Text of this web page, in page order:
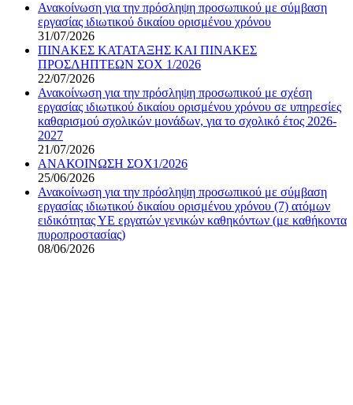
Ανακοίνωση για την πρόσληψη προσωπικού με σύμβαση
εργασίας ιδιωτικού δικαίου ορισμένου χρόνου
31/07/2026
ΠΙΝΑΚΕΣ ΚΑΤΑΤΑΞΗΣ ΚΑΙ ΠΙΝΑΚΕΣ
ΠΡΟΣΛΗΠΤΕΩΝ ΣΟΧ 1/2026
22/07/2026
Ανακοίνωση για την πρόσληψη προσωπικού με σχέση
εργασίας ιδιωτικού δικαίου ορισμένου χρόνου σε υπηρεσίες
καθαρισμού σχολικών μονάδων, για το σχολικό έτος 2026-
2027
21/07/2026
ΑΝΑΚΟΙΝΩΣΗ ΣΟΧ1/2026
25/06/2026
Ανακοίνωση για την πρόσληψη προσωπικού με σύμβαση
εργασίας ιδιωτικού δικαίου ορισμένου χρόνου (7) ατόμων
ειδικότητας ΥΕ εργατών γενικών καθηκόντων (με καθήκοντα
πυροπροστασίας)
08/06/2026